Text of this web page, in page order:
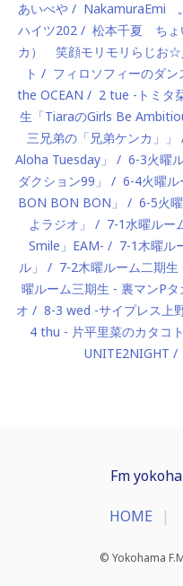
あいべや
NakamuraEmi
ハイツ202
松本千夏 ちょ
カ） 笑顔モリモリらじお☆
ト
フィロソフィーのダ
the OCEAN
2 tue -トミタ
生「TiaraのGirls Be
三兄弟の「兄弟ケンカ」」
Aloha Tuesday」
6-3火曜
ダクション99」
6-4火曜ル
BON BON BON」
6-5火
よラジオ」
7-1水曜ルー
Smile」EAM-
7-1木曜ル
ル」
7-2木曜ルーム二期生
曜ルーム三期生 - 裏マンP
オ
8-3 wed -サイプレス上
4 thu - 片平里菜のカタコ
UNITE2NIGHT
Fm
HOME
© Yokohama